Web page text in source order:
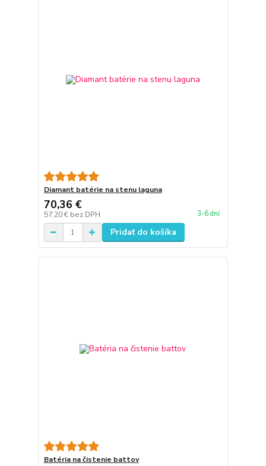
Diamant batérie na stenu laguna
70,36 €
57,20 € bez DPH 3-6 dní
Pridať do košíka
Batéria na čistenie battov